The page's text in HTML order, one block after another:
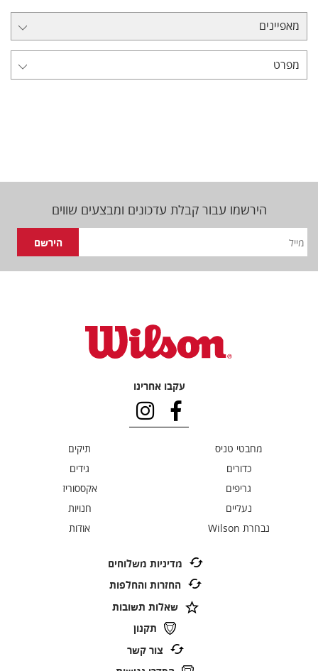
מאפיינים
מפרט
הירשמו עבור קבלת עדכונים ומבצעים שווים
עקבו אחרינו
מחבטי טניס
תיקים
כדורים
גידים
גריפים
אקססוריז
נעליים
חנויות
נבחרת Wilson
אודות
מדיניות משלוחים
החזרות והחלפות
שאלות תשובות
תקנון
צור קשר